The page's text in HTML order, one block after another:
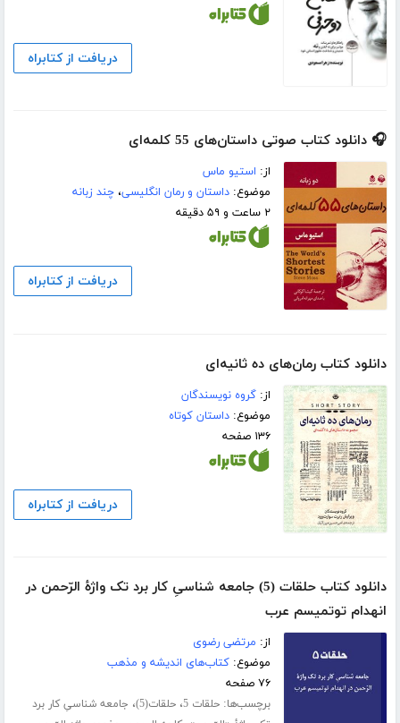
دریافت از کتابراه
🎧 دانلود کتاب صوتی داستان‌های 55 کلمه‌ای
از: استیو ماس
موضوع:داستان و رمان انگلیسی،چند زبانه
۲ ساعت و ۵۹ دقیقه
دریافت از کتابراه
دانلود کتاب رمان‌‌‌های ده ثانیه‌ای
از:گروه نویسندگان
موضوع:داستان کوتاه
۱۳۶ صفحه
دریافت از کتابراه
دانلود کتاب حلقات (5) جامعه شناسیِ کار برد تک واژۀ الرّحمن در
انهدام توتمیسم عرب
از: مرتضی رضوی
موضوع:کتاب‌های اندیشه و مذهب
۷۶ صفحه
برچسب‌ها:حلقات 5 ،حلقات(5) ، جامعه شناسیِ کار برد